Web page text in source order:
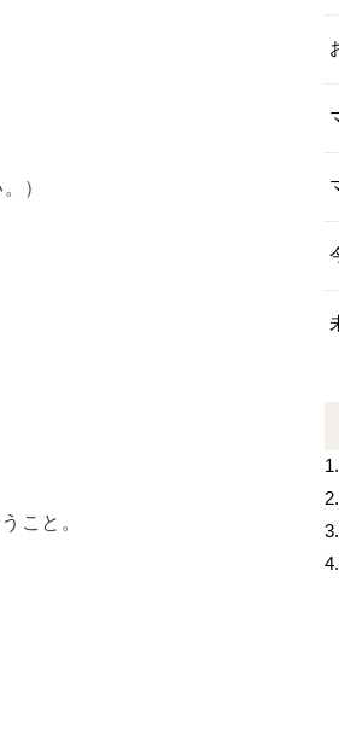
）
こと。
1.
2.
3.
4.